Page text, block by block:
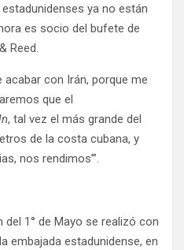
ya no están
es socio del bufete de
Reed.
acabar con Irán, porque me
que el
, tal vez el más grande del
de la costa cubana, y
nos rendimos’”.
del 1° de Mayo se realizó con
embajada estadunidense, en